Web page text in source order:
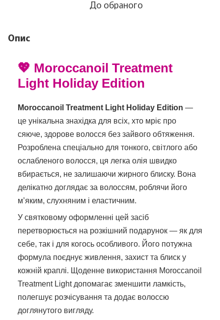
До обраного
Опис
💖 Moroccanoil Treatment
Light Holiday Edition
Moroccanoil Treatment Light Holiday Edition —
це унікальна знахідка для всіх, хто мріє про
сяюче, здорове волосся без зайвого обтяження.
Розроблена спеціально для тонкого, світлого або
ослабленого волосся, ця легка олія швидко
вбирається, не залишаючи жирного блиску. Вона
делікатно доглядає за волоссям, роблячи його
м’яким, слухняним і еластичним.
У святковому оформленні цей засіб
перетворюється на розкішний подарунок — як для
себе, так і для когось особливого. Його потужна
формула поєднує живлення, захист та блиск у
кожній краплі. Щоденне використання Moroccanoil
Treatment Light допомагає зменшити ламкість,
полегшує розчісування та додає волоссю
доглянутого вигляду.